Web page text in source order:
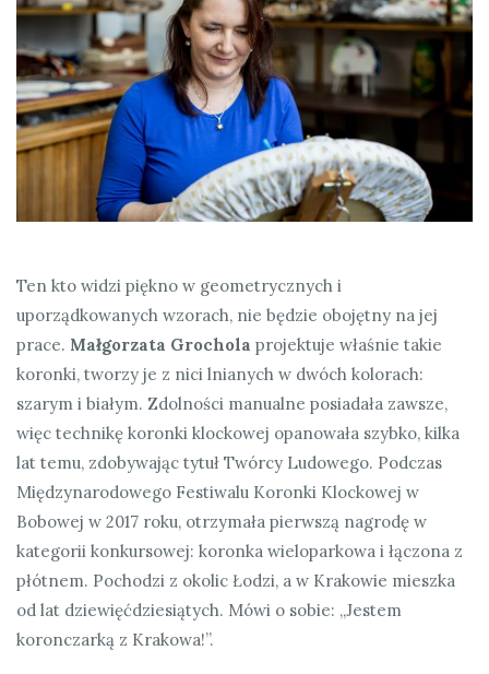
Ten kto widzi piękno w geometrycznych i
uporządkowanych wzorach, nie będzie obojętny na jej
prace. Małgorzata Grochola projektuje właśnie takie
koronki, tworzy je z nici lnianych w dwóch kolorach:
szarym i białym. Zdolności manualne posiadała zawsze,
więc technikę koronki klockowej opanowała szybko, kilka
lat temu, zdobywając tytuł Twórcy Ludowego. Podczas
Międzynarodowego Festiwalu Koronki Klockowej w
Bobowej w 2017 roku, otrzymała pierwszą nagrodę w
kategorii konkursowej: koronka wieloparkowa i łączona z
płótnem. Pochodzi z okolic Łodzi, a w Krakowie mieszka
od lat dziewięćdziesiątych. Mówi o sobie: „Jestem
koronczarką z Krakowa!”.